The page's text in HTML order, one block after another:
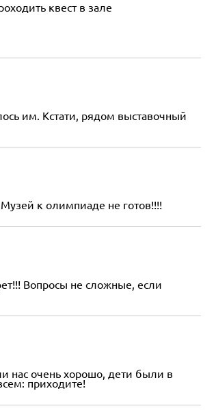
квест в зале
им. Кстати, рядом выставочный
к олимпиаде не готов!!!!
Вопросы не сложные, если
нас очень хорошо, дети были в
приходите!